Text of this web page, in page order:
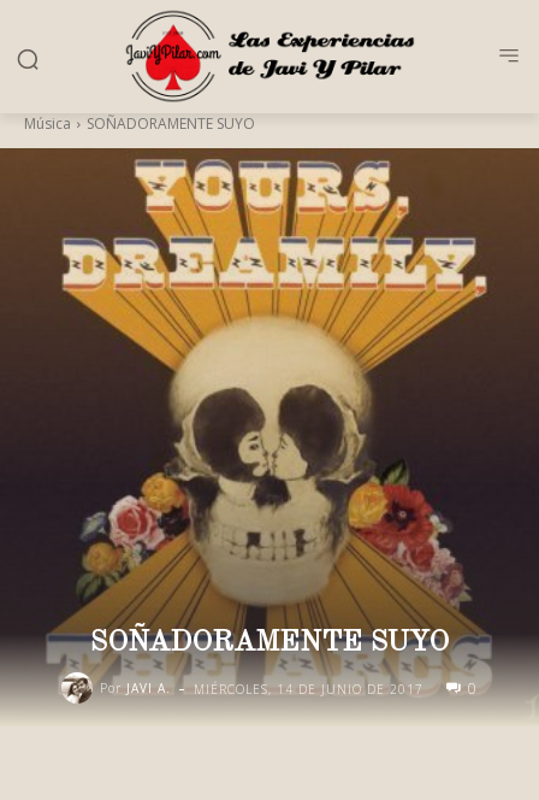
Música SOÑADORAMENTE SUYO
SOÑADORAMENTE SUYO
Por JAVI A. - MIÉRCOLES, 14 DE JUNIO DE 2017 0